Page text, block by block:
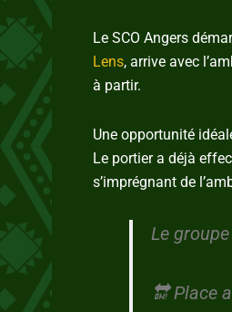
Le SCO Angers
Lens, arrive avec
à partir.
Une opportunité
Le portier a déjà
s’imprégnant de
Le
🔛 Place